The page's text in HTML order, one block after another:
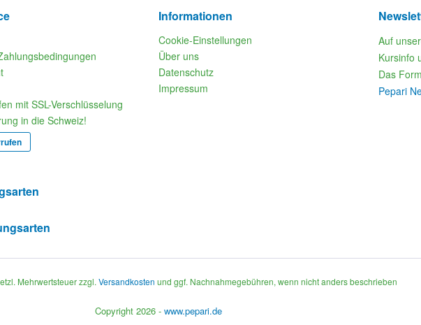
mit SSL-Verschlüsselung
in die Schweiz!
Informationen
Cookie-Einstellungen
Über uns
Datenschutz
Impressum
Auf
Kursinfo
Das
Pepari
Mehrwertsteuer zzgl. Versandkosten und ggf. Nachnahmegebühren, wenn nicht anders beschrieben
Copyright 2026 - www.pepari.de